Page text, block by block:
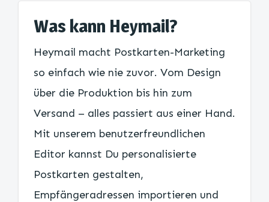
Was kann Heymail?
Heymail macht Postkarten-Marketing
so einfach wie nie zuvor. Vom Design
über die Produktion bis hin zum
Versand – alles passiert aus einer Hand.
Mit unserem benutzerfreundlichen
Editor kannst Du personalisierte
Postkarten gestalten,
Empfängeradressen importieren und